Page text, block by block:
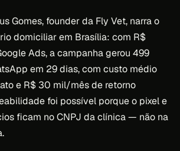
Gomes, founder da Fly Vet, narra o
domiciliar em Brasília: com R$
Ads, a campanha gerou 499
em 29 dias, com custo médio
e R$ 30 mil/mês de retorno
foi possível porque o pixel e
ficam no CNPJ da clínica — não na